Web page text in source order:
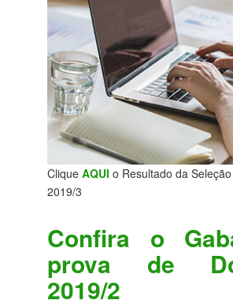
Clique AQUI o Resultado da
2019/3
Confira o
prova de
2019/2